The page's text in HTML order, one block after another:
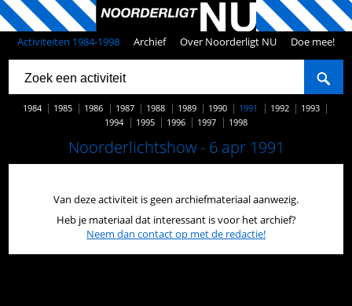
Activiteiten 1984-1998 Archief Over Noorderligt NU Doe mee!
1984 1985 1986 1987 1988 1989 1990 1991 1992
1993
1994
1995 1996 1997 1998
Noorderlichtshow - 6 apr 1991
Van deze activiteit is geen archiefmateriaal aanwezig.
Heb je materiaal dat interessant is voor het archief?
Neem dan contact op met de redactie!